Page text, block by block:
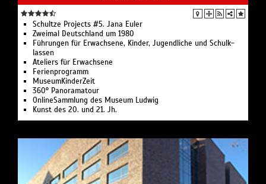
Schultze Projects #5. Jana Euler
Zweimal Deutschland um 1980
Führun­gen für Erwach­sene, Kin­der, Ju­gendliche und Schulk­
lassen
Ateliers für Erwachsene
Ferienprogramm
MuseumKinderZeit
360° Pano­ra­m­a­tour
OnlineSammlung des Museum Ludwig
Kunst des 20. und 21. Jh.